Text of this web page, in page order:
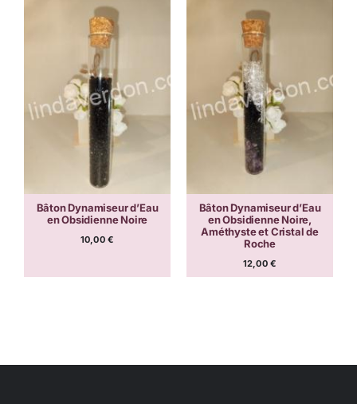
Bâton Dynamiseur d’Eau
en Obsidienne Noire
10,00 €
Bâton Dynamiseur d’Eau
en Obsidienne Noire,
Améthyste et Cristal de
Roche
Le
prix
12,00 €
Le
prix